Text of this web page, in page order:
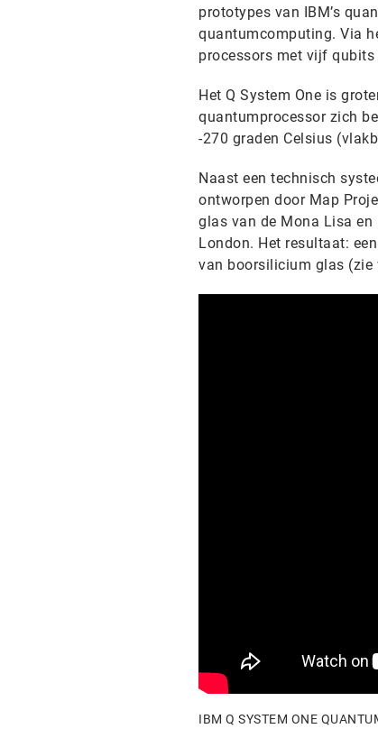
prototypes van IBM’s
quantumcomputing. Via
processors met vijf
Het Q System One is
quantumprocessor zich
-270 graden Celsius
Naast een technisch
ontworpen door Map
glas van de Mona Lisa
London. Het resultaat:
van boorsilicium glas (zie
IBM Q SYSTEM ONE